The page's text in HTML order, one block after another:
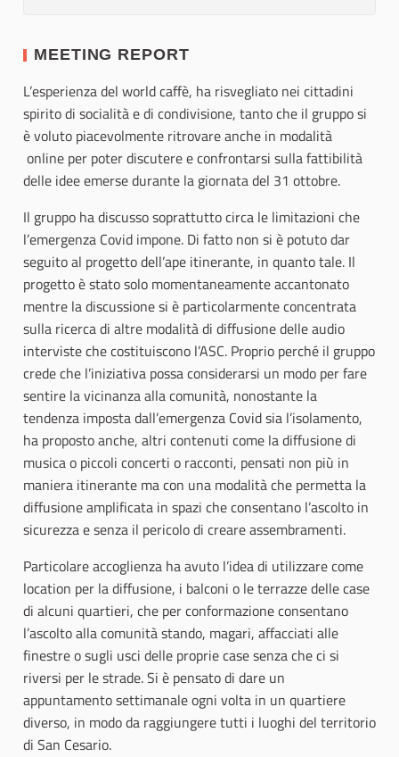
MEETING REPORT
L’esperienza del world caffè, ha risvegliato nei cittadini
spirito di socialità e di condivisione, tanto che il gruppo si
è voluto piacevolmente ritrovare anche in modalità
online per poter discutere e confrontarsi sulla fattibilità
delle idee emerse durante la giornata del 31 ottobre.
Il gruppo ha discusso soprattutto circa le limitazioni che
l’emergenza Covid impone. Di fatto non si è potuto dar
seguito al progetto dell’ape itinerante, in quanto tale. Il
progetto è stato solo momentaneamente accantonato
mentre la discussione si è particolarmente concentrata
sulla ricerca di altre modalità di diffusione delle audio
interviste che costituiscono l’ASC. Proprio perché il gruppo
crede che l’iniziativa possa considerarsi un modo per fare
sentire la vicinanza alla comunità, nonostante la
tendenza imposta dall’emergenza Covid sia l’isolamento,
ha proposto anche, altri contenuti come la diffusione di
musica o piccoli concerti o racconti, pensati non più in
maniera itinerante ma con una modalità che permetta la
diffusione amplificata in spazi che consentano l’ascolto in
sicurezza e senza il pericolo di creare assembramenti.
Particolare accoglienza ha avuto l’idea di utilizzare come
location per la diffusione, i balconi o le terrazze delle case
di alcuni quartieri, che per conformazione consentano
l’ascolto alla comunità stando, magari, affacciati alle
finestre o sugli usci delle proprie case senza che ci si
riversi per le strade. Si è pensato di dare un
appuntamento settimanale ogni volta in un quartiere
diverso, in modo da raggiungere tutti i luoghi del territorio
di San Cesario.